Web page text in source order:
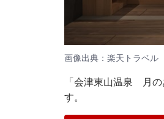
画像出典：楽天トラベル
「会津東山温泉 月
す。